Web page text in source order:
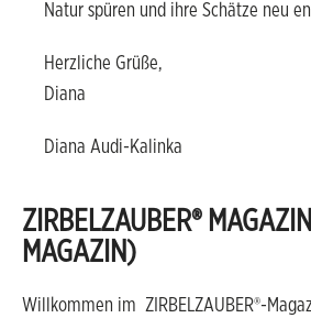
Natur spüren und ihre Schätze neu
Herzliche Grüße,
Diana
Diana Audi-Kalinka
ZIRBELZAUBER®
MAGAZIN)
Willkommen im ZIRBELZAUBER®-